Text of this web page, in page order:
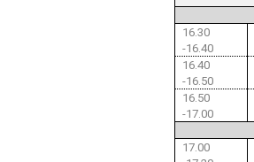
16.30
-16.40
16.40
-16.50
16.50
-17.00
17.00